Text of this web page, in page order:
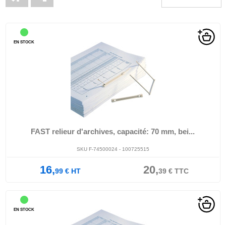
FAST relieur d'archives, capacité: 70 mm, bei...
SKU F-74500024 - 100725515
16,99€HT 20,39€TTC
EN STOCK
EN STOCK